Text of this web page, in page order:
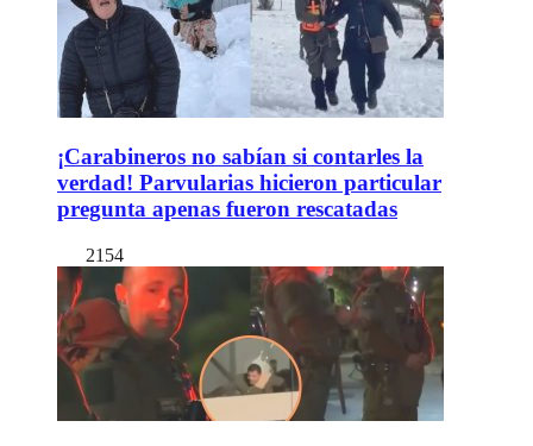
¡Carabineros no sabían si contarles la
verdad! Parvularias hicieron particular
pregunta apenas fueron rescatadas
2154